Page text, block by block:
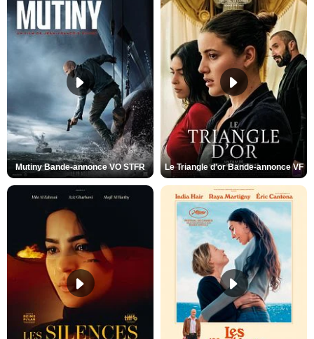
Mutiny Bande-annonce VO STFR Le Triangle d'or Bande-annonce VF